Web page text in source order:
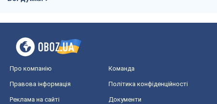
Про компанію Команда
Правова інформація Політика конфіденційності
Реклама на сайті Документи